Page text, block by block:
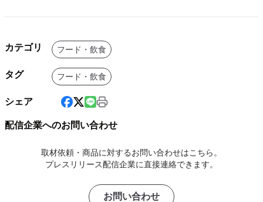
カテゴリ フード・飲食
タグ フード・飲食
シェア
配信企業へのお問い合わせ
取材依頼・商品に対するお問い合わせはこちら。
プレスリリース配信企業に直接連絡できます。
お問い合わせ